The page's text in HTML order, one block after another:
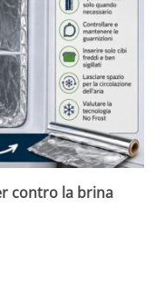
contro la brina